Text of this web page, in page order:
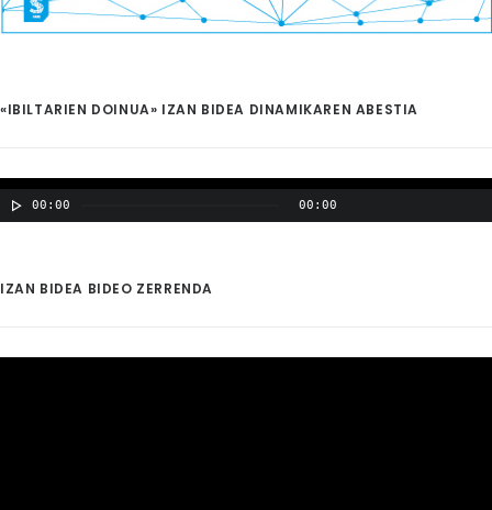
«IBILTARIEN DOINUA» IZAN BIDEA DINAMIKAREN ABESTIA
00:00 00:00
IZAN BIDEA BIDEO ZERRENDA